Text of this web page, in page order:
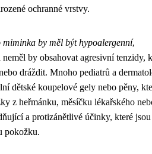
ochranné vrstvy.
by měl být hypoalergenní,
by obsahovat agresivní tenzidy,
dráždit. Mnoho pediatrů a
dětské koupelové gely nebo pěny,
z heřmánku, měsíčku lékařského
a protizánětlivé účinky, které jsou
pokožku.